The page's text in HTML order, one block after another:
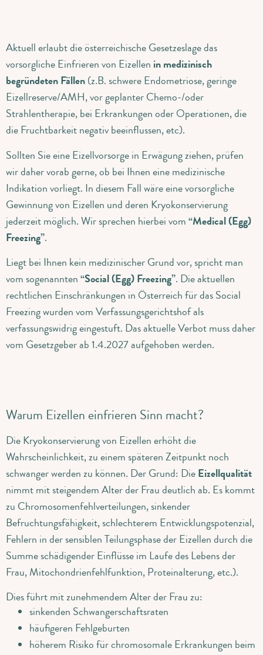
Aktuell erlaubt die österreichische Gesetzeslage das
vorsorgliche Einfrieren von Eizellen in medizinisch
begründeten Fällen(z.B. schwere Endometriose, geringe
Eizellreserve/AMH, vor geplanter Chemo-/oder
Strahlentherapie, bei Erkrankungen oder Operationen, die
die Fruchtbarkeit negativ beeinflussen, etc).
Sollten Sie eine Eizellvorsorge in Erwägung ziehen, prüfen
wir daher vorab gerne, ob bei Ihnen eine medizinische
Indikation vorliegt. In diesem Fall wäre eine vorsorgliche
Gewinnung von Eizellen und deren Kryokonservierung
jederzeit möglich. Wir sprechen hierbei vom“Medical (Egg)
Freezing”.
Liegt bei Ihnen kein medizinischer Grund vor, spricht man
vom sogenannten“Social (Egg) Freezing”. Die aktuellen
rechtlichen Einschränkungen in Österreich für das Social
Freezing wurden vom Verfassungsgerichtshof als
verfassungswidrig eingestuft. Das aktuelle Verbot muss daher
vom Gesetzgeber ab 1.4.2027 aufgehoben werden.
Warum Eizellen einfrieren Sinn macht?
Die Kryokonservierung von Eizellen erhöht die
Wahrscheinlichkeit, zu einem späteren Zeitpunkt noch
schwanger werden zu können. Der Grund: DieEizellqualität
nimmt mit steigendem Alter der Frau deutlich ab. Es kommt
zu Chromosomenfehlverteilungen, sinkender
Befruchtungsfähigkeit, schlechterem Entwicklungspotenzial,
Fehlern in der sensiblen Teilungsphase der Eizellen durch die
Summe schädigender Einflüsse im Laufe des Lebens der
Frau, Mitochondrienfehlfunktion, Proteinalterung, etc.).
Dies führt mit zunehmendem Alter der Frau zu:
sinkenden Schwangerschaftsraten
häufigeren Fehlgeburten
höherem Risiko für chromosomale Erkrankungen beim